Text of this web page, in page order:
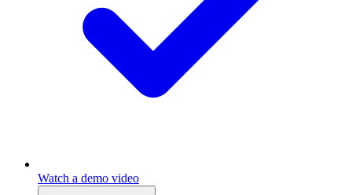
Watch a demo video